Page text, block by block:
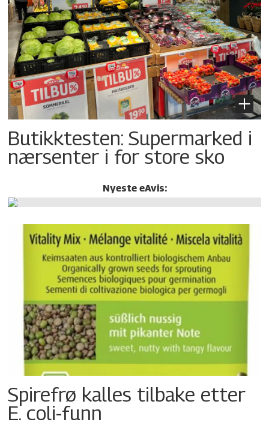
Butikktesten: Supermarked i
nærsenter i for store sko
Nyeste eAvis:
Spirefrø kalles tilbake etter
E. coli-funn